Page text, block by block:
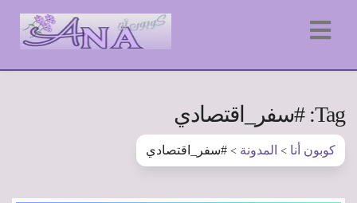
Tag: #سفر_اقتصادي
كوبون أنا > المدونة > #سفر_اقتصادي